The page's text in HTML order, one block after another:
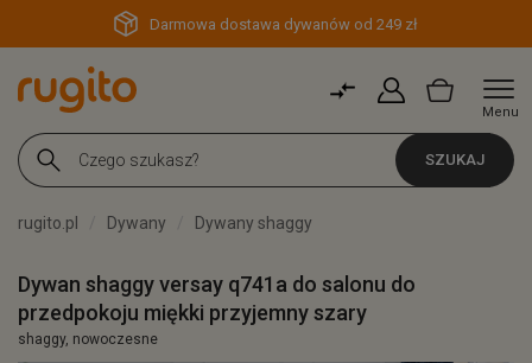
Darmowa dostawa dywanów od 249 zł
Menu
SZUKAJ
rugito.pl Dywany Dywany shaggy
Dywan shaggy versay q741a do salonu do
przedpokoju miękki przyjemny szary
shaggy, nowoczesne